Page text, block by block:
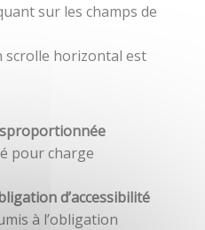
sur les champs de
scrolle horizontal est
pour charge
d’accessibilité
à l’obligation